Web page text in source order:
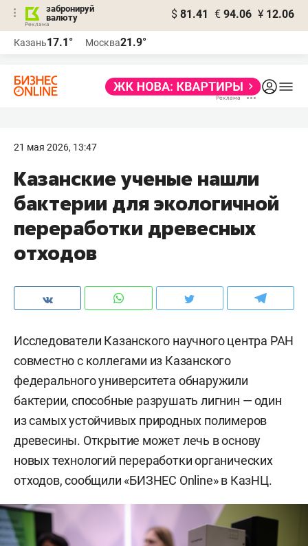
забронируй
валюту
$ 81.41 € 94.06 ¥ 12.06
Казань17.1° Москва21.9°
21 мая 2026, 13:47
Казанские ученые нашли
бактерии для экологичной
переработки древесных
отходов
Исследователи Казанского научного центра РАН
совместно с коллегами из Казанского
федерального университета обнаружили
бактерии, способные разрушать лигнин — один
из самых устойчивых природных полимеров
древесины. Открытие может лечь в основу
новых технологий переработки органических
отходов, сообщили «БИЗНЕС Online» в КазНЦ.